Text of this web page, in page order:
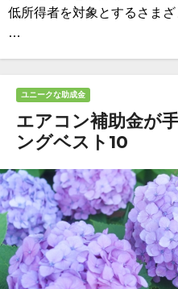
低所得者を対象とするさま
…
ユニークな助成金
エアコン補助金が
ングベスト10